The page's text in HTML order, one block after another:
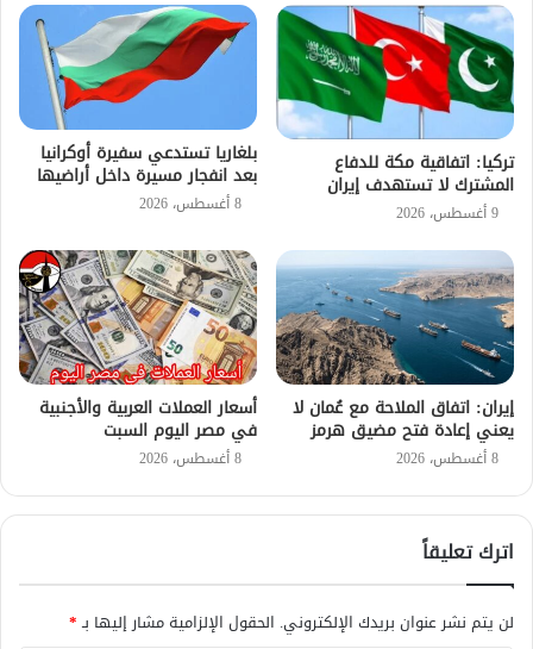
تركيا: اتفاقية مكة للدفاع
المشترك لا تستهدف إيران
9 أغسطس، 2026
بلغاريا تستدعي سفيرة أوكرانيا
بعد انفجار مسيرة داخل أراضيها
8 أغسطس، 2026
إيران: اتفاق الملاحة مع عُمان لا
يعني إعادة فتح مضيق هرمز
8 أغسطس، 2026
أسعار العملات العربية والأجنبية
في مصر اليوم السبت
8 أغسطس، 2026
اترك تعليقاً
لن يتم نشر عنوان بريدك الإلكتروني. الحقول الإلزامية مشار إليها بـ*